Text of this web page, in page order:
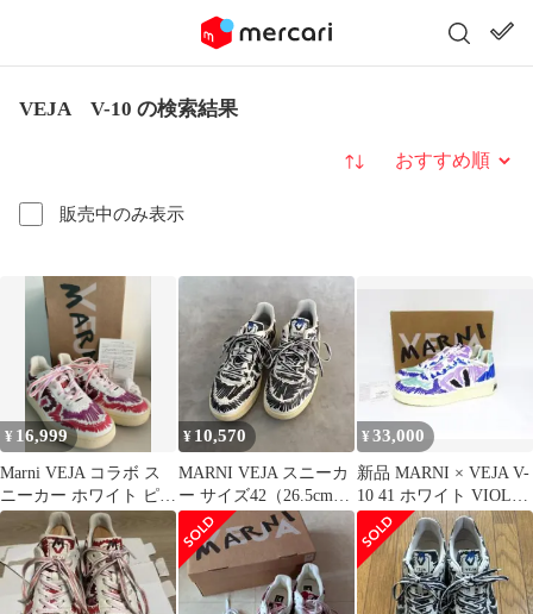
VEJA V-10 の検索結果
販売中のみ表示
並び替え
¥ 16,999
Marni VEJA コラボ ス
ニーカー ホワイト ピン
ク マルニ 箱あり
¥ 10,570
MARNI VEJA スニーカ
ー サイズ42（26.5cm）
コラボ 総柄
¥33,000
新品 MARNI × VEJA V-
10 41 ホワイト VIOLET
マルニ